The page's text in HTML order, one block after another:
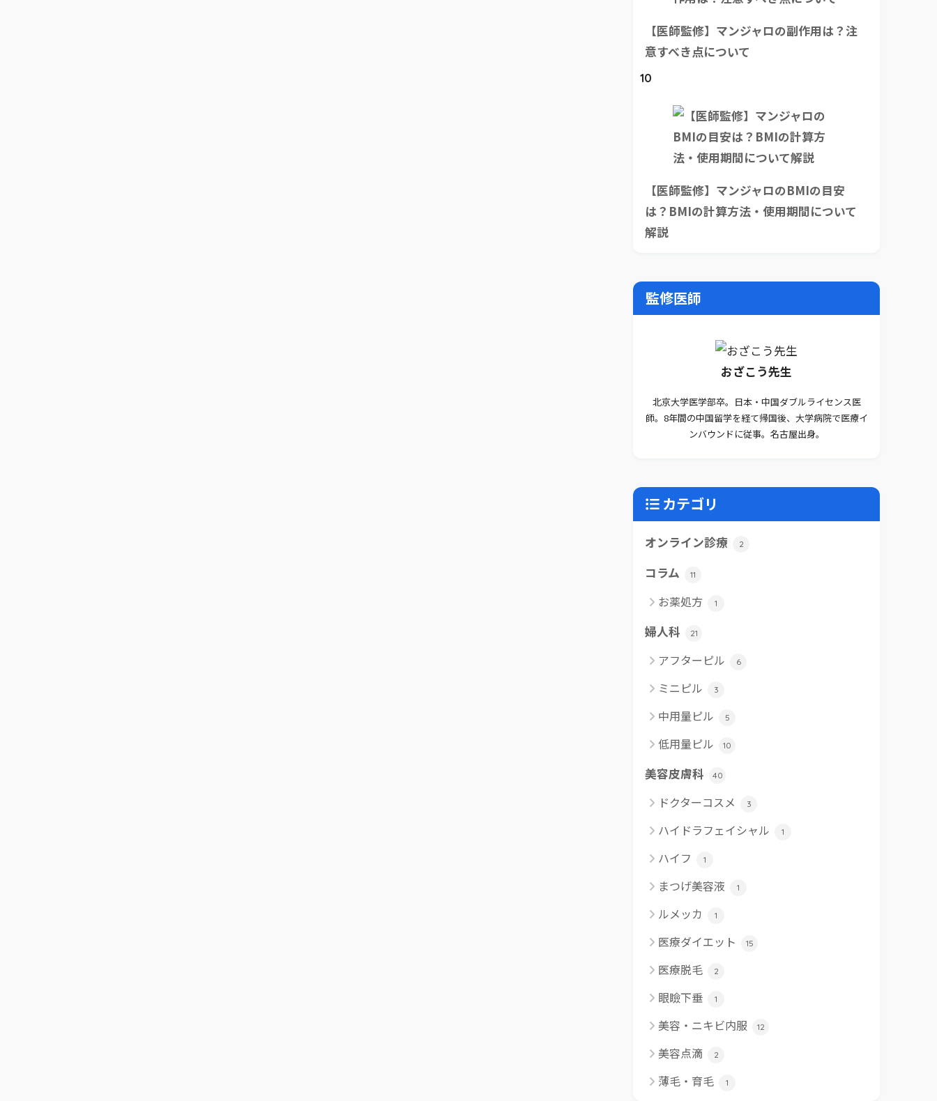
【医師監修】マンジャロの副作用は？注
意すべき点について
10
【医師監修】マンジャロのBMIの目安
は？BMIの計算方法・使用期間について
解説
監修医師
おざこう先生
北京大学医学部卒。日本・中国ダブルライセンス医
師。8年間の中国留学を経て帰国後、大学病院で医療イ
ンバウンドに従事。名古屋出身。
カテゴリ
オンライン診療 2
コラム 11
お薬処方 1
婦人科 21
アフターピル 6
ミニピル 3
中用量ピル 5
低用量ピル 10
美容皮膚科 40
ドクターコスメ 3
ハイドラフェイシャル 1
ハイフ 1
まつげ美容液 1
ルメッカ 1
医療ダイエット 15
医療脱毛 2
眼瞼下垂 1
美容・ニキビ内服 12
美容点滴 2
薄毛・育毛 1